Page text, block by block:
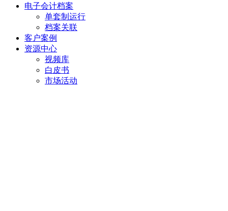
电子会计档案
单套制运行
档案关联
客户案例
资源中心
视频库
白皮书
市场活动